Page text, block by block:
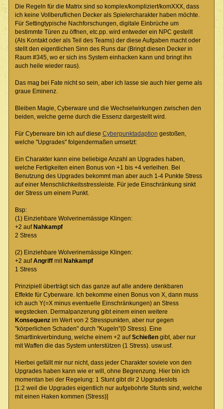
Die Regeln für die Matrix sind so komplex/kompliziert/komXXX, dass
ich keine Vollberuflichen Decker als Spielercharakter haben möchte.
Für Settingtypische Nachforschungen, digitale Einbrüche um
bestimmte Türen zu öffnen, etc.pp. wird entweder ein NPC gestellt
(Als Kontakt oder als Teil des Teams) der diese Aufgaben macht oder
stellt den eigentlichen Sinn des Runs dar (Bringt diesen Decker in
Raum #345, wo er sich ins System einhacken kann und bringt ihn
auch heile wieder raus).
Das mag bei Fate nicht so sein, aber ich lasse sie auch hier gerne als
graue Eminenz.
Bleiben Magie, Cyberware und die Wechselwirkungen zwischen den
beiden, welche gerne durch die Essenz dargestellt wird.
Für Cyberware bin ich auf diese Cyberpunktadaption gestoßen,
welche "Upgrades" folgendermaßen umsetzt:
Ein Charakter kann eine beliebige Anzahl an Upgrades haben,
welche Fertigkeiten einen Bonus von +1 bis +4 verleihen. Bei
Benutzung des Upgrades bekommt man aber auch 1-4 Punkte Stress
auf einer Menschlichkeitsstressleiste. Für jede Einschränkung sinkt
der Stress um einem Punkt.
Bsp:
(1) Einziehbare Wolverinemässige Klingen:
+2 auf Nahkampf
2 Stress
(2) Einziehbare Wolverinemässige Klingen:
+2 aufAngriffmit Nahkampf
1 Stress
Prinzipiell überträgt sich das ganze auf alle andere denkbaren
Effekte für Cyberware. Ich bekomme einen Bonus von X, dann muss
ich auch Y(=X minus eventuelle Einschränkungen) an Stress
wegstecken. Dermalpanzerung gibt einem einen weitere
Konsequenz im Wert von 2 Stresspunkten, aber nur gegen
"körperlichen Schaden" durch "Kugeln"(0 Stress). Eine
Smartlinkverbindung, welche einem +2 aufSchießengibt, aber nur
mit Waffen die das System unterstützen (1 Stress). usw.usf.
Hierbei gefällt mir nur nicht, dass jeder Charakter soviele von den
Upgrades haben kann wie er will, ohne Begrenzung. Hier bin ich
momentan bei der Regelung: 1 Stunt gibt dir 2 Upgradeslots
[1:2 weil die Upgrades eigentlich nur aufgebohrte Stunts sind, welche
mit einen Haken kommen (Stress)]